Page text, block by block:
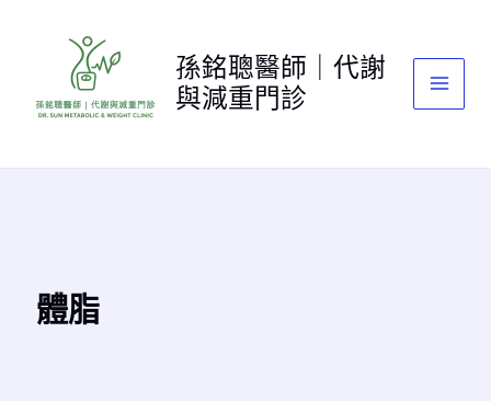
孫銘聰醫師｜代謝
與減重門診
體脂